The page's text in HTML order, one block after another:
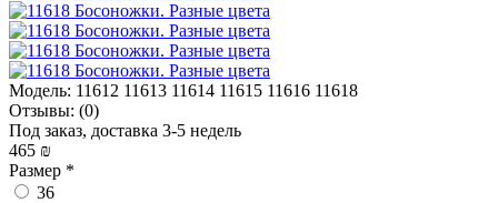
Модель: 11612 11613 11614 11615 11616 11618
Отзывы: (0)
Под заказ, доставка 3-5 недель
465 ₪
Размер *
36